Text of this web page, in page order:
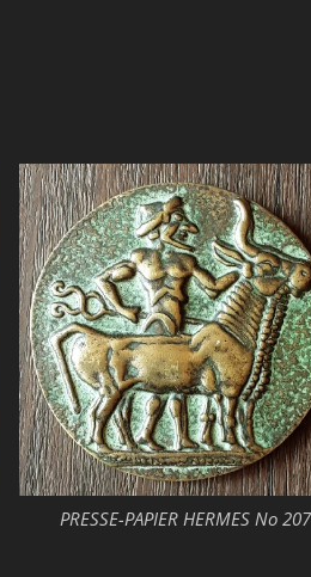
PRESSE-PAPIER HERMES No 207